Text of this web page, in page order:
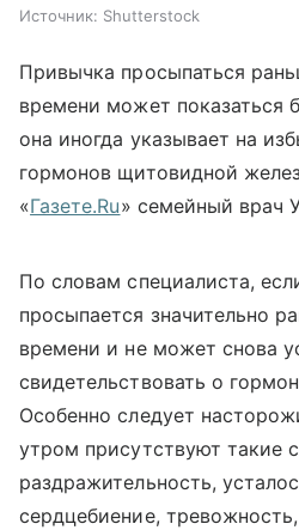
Источник: Shutterstock
Привычка просыпаться
времени может показаться
она иногда указывает на
гормонов щитовидной
«Газете.Ru» семейный врач
По словам специалиста,
просыпается значительно
времени и не может снова
свидетельствовать о
Особенно следует
утром присутствуют такие
раздражительность,
сердцебиение,